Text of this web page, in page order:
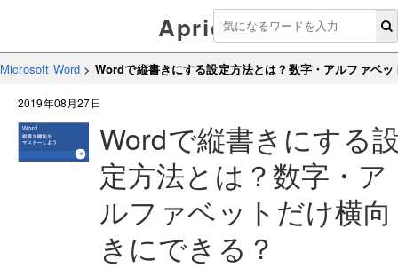
Aprico
Microsoft Word > Wordで縦書きにする設定方法とは？数字・アルファベ
2019年08月27日
Wordで縦書きにする
定方法とは？数字・ア
ルファベットだけ横向
きにできる？